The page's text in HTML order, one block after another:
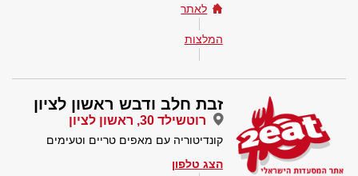
לאתר
המלצות
זבת חלב ודבש ראשון לציון
רוטשילד 30, ראשון לציון
קונדיטוריה עם מאפים טריים וטעימים
הצג טלפון